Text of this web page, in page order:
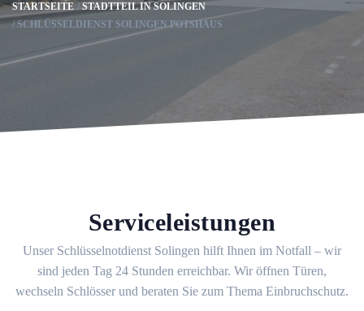
STARTSEITE
STADTTEIL IN SOLINGEN
SCHLÜSSELDIENST SOLINGEN POTSHAUS
Serviceleistungen
Unser Schlüsselnotdienst Solingen hilft Ihnen im Notfall – wir
sind jeden Tag 24 Stunden erreichbar. Wir öffnen Türen,
wechseln Schlösser und beraten Sie zum Thema Einbruchschutz.